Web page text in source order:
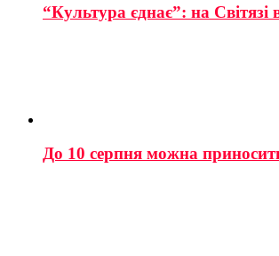
“Культура єднає”: на Світязі
До 10 серпня можна